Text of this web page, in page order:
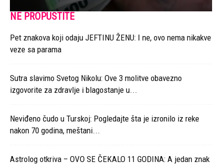
NE PROPUSTITE
Pet znakova koji odaju JEFTINU ŽENU: I ne, ovo nema nikakve
veze sa parama
Sutra slavimo Svetog Nikolu: Ove 3 molitve obavezno
izgovorite za zdravlje i blagostanje u...
Neviđeno čudo u Turskoj: Pogledajte šta je izronilo iz reke
nakon 70 godina, meštani...
Astrolog otkriva – OVO SE ČEKALO 11 GODINA: A jedan znak